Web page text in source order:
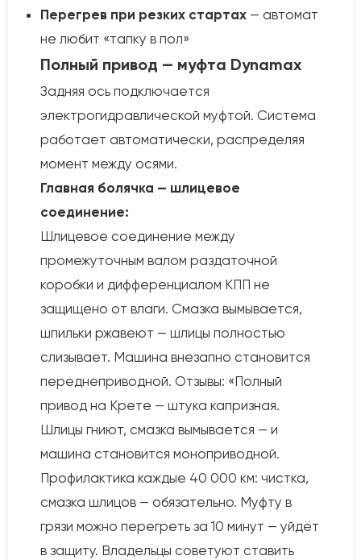
Перегрев при резких стартах — автомат
не любит «тапку в пол»
Полный привод — муфта Dynamax
Задняя ось подключается
электрогидравлической муфтой. Система
работает автоматически, распределяя
момент между осями.
Главная болячка — шлицевое
соединение:
Шлицевое соединение между
промежуточным валом раздаточной
коробки и дифференциалом КПП не
защищено от влаги. Смазка вымывается,
шпильки ржавеют — шлицы полностью
слизывает. Машина внезапно становится
переднеприводной. Отзывы: «Полный
привод на Крете — штука капризная.
Шлицы гниют, смазка вымывается — и
машина становится моноприводной.
Профилактика каждые 40 000 км: чистка,
смазка шлицов — обязательно. Муфту в
грязи можно перегреть за 10 минут — уйдёт
в защиту. Владельцы советуют ставить